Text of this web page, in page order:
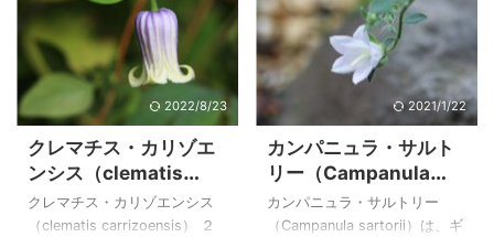
撮影 栽培品 和名 ホテイアオ
イ（布 ...
方 テバコマンテマ ２０１５
年７月１ ...
草です。 オヤマノエンドウ属
のレブンソウと花が似ていま
すが、レブンソウよりは育て
やすいようです。 池の平湿原
ではたくさんのシャジクソウ
と出会うことが出来ました。
仲間のムラサキツメクサの写
真と特徴を下に載せていま
す。 上のシャジクソウ（車軸
草）は、自宅で２０１７年６
ナデシコであり、エゾカワラ
ナデシコは山地の日当たりの
良いところに生えることか
ら、たくさんの山野草が咲き
ほこるような高原では多く目
にすることが出来ます。 カワ
ラナデシコとエゾカワラナデ
シコの違いは苞の違いで区別
できます。カワラナデシコの
苞がが３～４対なのに対し
2022/8/23
クレマチス・カリゾエ
ンシス（clematis
carrizoensis） の育て
方
クレマチス・カリゾエンシス
（clematis carrizoensis） ２
2021/1/22
カンパニュラ・サルト
リー（Campanula
sartorii）の育て方
カンパニュラ・サルトリー
（Campanula sartorii）は、ギ